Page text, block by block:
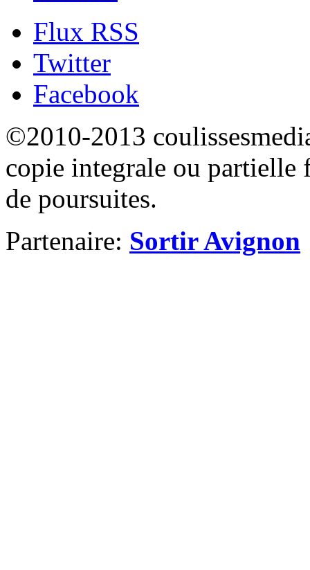
Flux RSS
Twitter
Facebook
©2010-2013
copie integrale ou partielle
de poursuites.
Partenaire: Sortir Avignon